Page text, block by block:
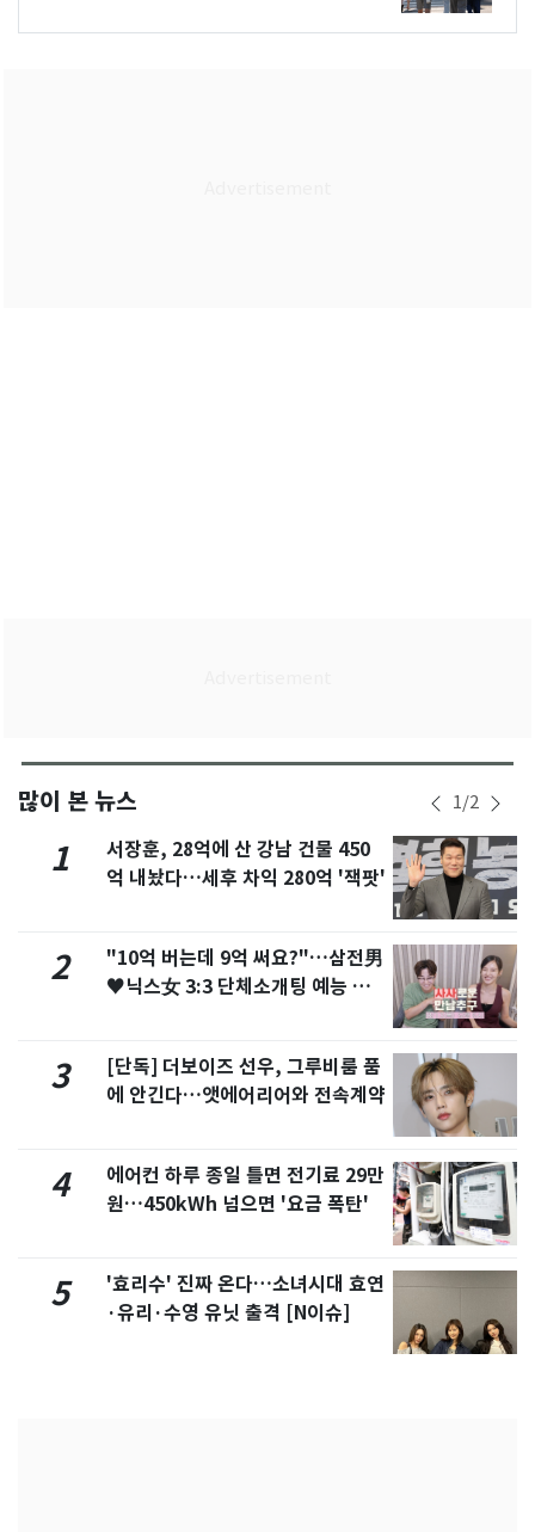
많이 본 뉴스 1/2
1
서장훈, 28억에 산 강남 건물 450
억 내놨다…세후 차익 280억 '잭팟'
2
"10억 버는데 9억 써요?"…삼전男
♥닉스女 3:3 단체소개팅 예능 화
3
[단독] 더보이즈 선우, 그루비룸 품
에 안긴다…앳에어리어와 전속계약
4
에어컨 하루 종일 틀면 전기료 29만
원…450kWh 넘으면 '요금 폭탄'
5
'효리수' 진짜 온다…소녀시대 효연
·유리·수영 유닛 출격 [N이슈]